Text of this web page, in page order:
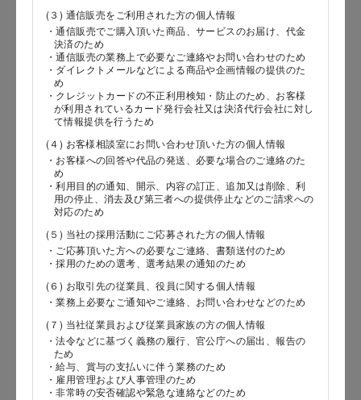
(３) 通信販売をご利用された方の個人情報
・通信販売でご購入頂いた商品、サービスのお届け、代金
決済のため
・通信販売の業務上で必要なご連絡やお問い合わせのため
・ダイレクトメールなどによる商品や企画情報の提供のた
め
・クレジットカードの不正利用検知・防止のため、お客様
が利用されているカード発行会社又は決済代行会社に対し
て情報提供を行うため
(４) お客様相談室にお問い合わせ頂いた方の個人情報
・お客様への回答や代品の発送、必要な場合のご連絡のた
め
・利用目的の通知、開示、内容の訂正、追加又は削除、利
用の停止、消去及び第三者への提供停止などのご請求への
対応のため
(５) 当社の採用活動にご応募された方の個人情報
・ご応募頂いた方への必要なご連絡、書類送付のため
・採用のための選考、選考結果の通知のため
(６) お取引先の従業員、役員に関する個人情報
・業務上必要なご通知やご連絡、お問い合わせなどのため
(７) 当社従業員および従業員家族の方の個人情報
・法令などに基づく義務の履行、官公庁への届出、報告の
ため
・給与、賞与の支払いに伴う業務のため
・雇用管理および人事管理のため
・非常時の安否確認や緊急な連絡などのため
電話番号
メールアドレス
郵便番号
都道府県